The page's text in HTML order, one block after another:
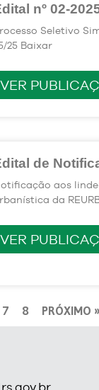
nº 02-
Seletivo
25 Baixar
VER
de
aos
da
VER
7 8 PRÓXIMO »